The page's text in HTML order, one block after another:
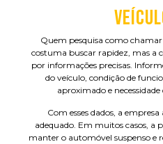
Quem pesquisa como
costuma buscar rapidez, mas a
por informações precisas.
do veículo, condição de
aproximado e necessidade
Com esses dados, a
adequado. Em muitos casos, a
manter o automóvel suspenso e